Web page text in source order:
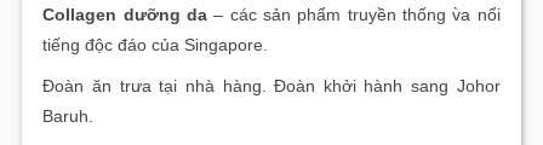
Collagen dưỡng da– các sản phẩm truyền thống v̀a nổi
tiếng độc đáo của Singapore.
Đoàn ăn trưa tại nhà hàng. Đoàn khởi hành sang Johor
Baruh.